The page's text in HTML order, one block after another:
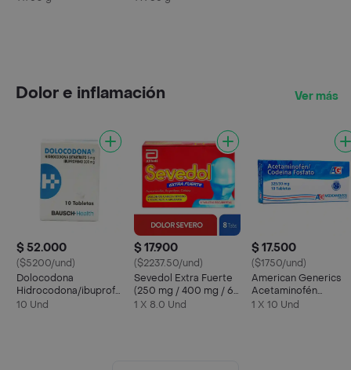
Dolor e inflamación Ver más
$ 52.000
($5200/und)
Dolocodona
Hidrocodona/ibuprofeno
5/200 Mg
10 Und
$ 17.900
($2237.50/und)
Sevedol Extra Fuerte
(250 mg / 400 mg / 65
mg)
1 X 8.0 Und
$ 17.500
($1750/und)
American Generics
Acetaminofén
Codeína Fosfato
1 X 10 Und